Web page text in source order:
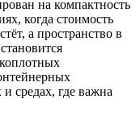
на компактность
когда стоимость
а пространство в
средах, где важна